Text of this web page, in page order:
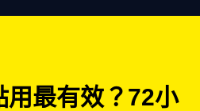
用最有效？72小